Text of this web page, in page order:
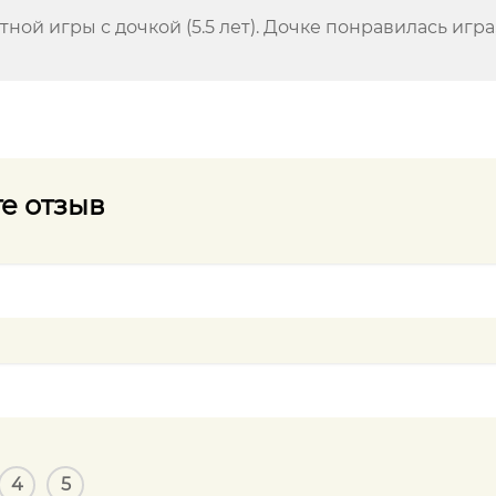
игры с дочкой (5.5 лет). Дочке понравилась
отзыв
4 5